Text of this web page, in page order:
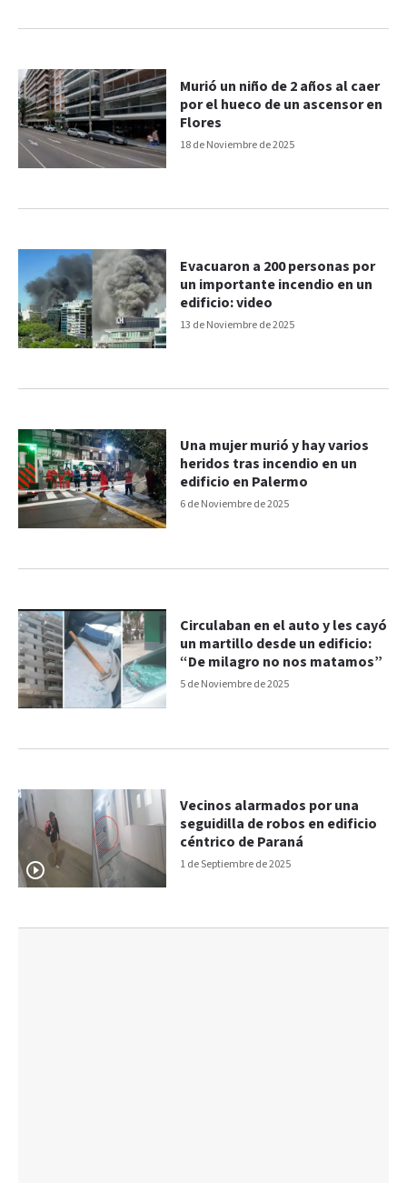
18 de Noviembre de 2025
Murió un niño de 2 años al caer
por el hueco de un ascensor en
Flores
13 de Noviembre de 2025
Evacuaron a 200 personas por
un importante incendio en un
edificio: video
6 de Noviembre de 2025
Una mujer murió y hay varios
heridos tras incendio en un
edificio en Palermo
5 de Noviembre de 2025
Circulaban en el auto y les cayó
un martillo desde un edificio:
“De milagro no nos matamos”
1 de Septiembre de 2025
Vecinos alarmados por una
seguidilla de robos en edificio
céntrico de Paraná